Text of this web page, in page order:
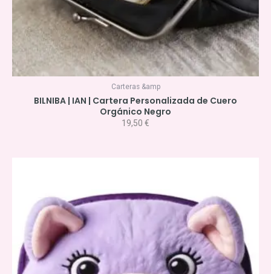
Carteras &amp
BILNIBA | IAN | Cartera Personalizada de Cuero
Orgánico Negro
19,50 €